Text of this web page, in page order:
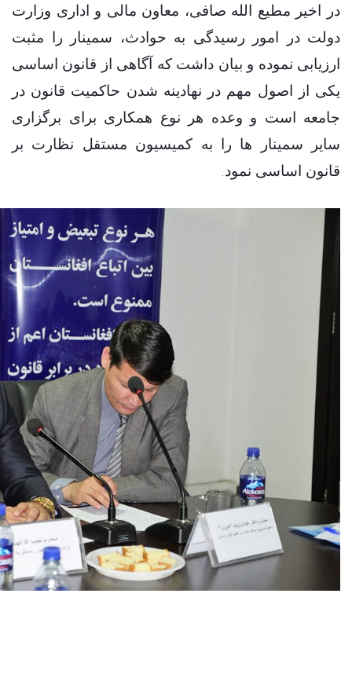
در اخیر مطیع الله صافی، معاون مالی و اداری وزارت
دولت در امور رسیدگی به حوادث، سمینار را مثبت
ارزیابی نموده و بیان داشت که آگاهی از قانون اساسی
یکی از اصول مهم در نهادینه شدن حاکمیت قانون در
جامعه است و وعده هر نوع همکاری برای برگزاری
سایر سمینار ها را به کمیسیون مستقل نظارت بر
قانون اساسی نمود.